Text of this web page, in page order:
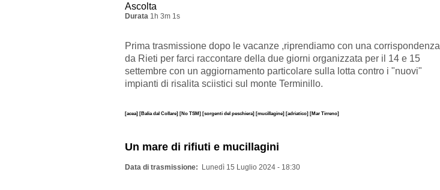
Ascolta
Durata 1h 3m 1s
Prima trasmissione dopo le vacanze ,riprendiamo con una corrispondenza
da Rieti per farci raccontare della due giorni organizzata per il 14 e 15
settembre con un aggiornamento particolare sulla lotta contro i "nuovi"
impianti di risalita sciistici sul monte Terminillo.
[acea] [Balia dal Collare] [No TSM] [sorgenti del peschiera] [mucillagine] [adriatico] [Mar Tirreno]
Un mare di rifiuti e mucillagini
Data di trasmissione Lunedì 15 Luglio 2024 - 18:30